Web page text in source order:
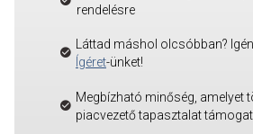
rendelésre
Láttad máshol olcsóbban?
Ígéret-ünket!
Megbízható minőség, amelyet
piacvezető tapasztalat támogat.